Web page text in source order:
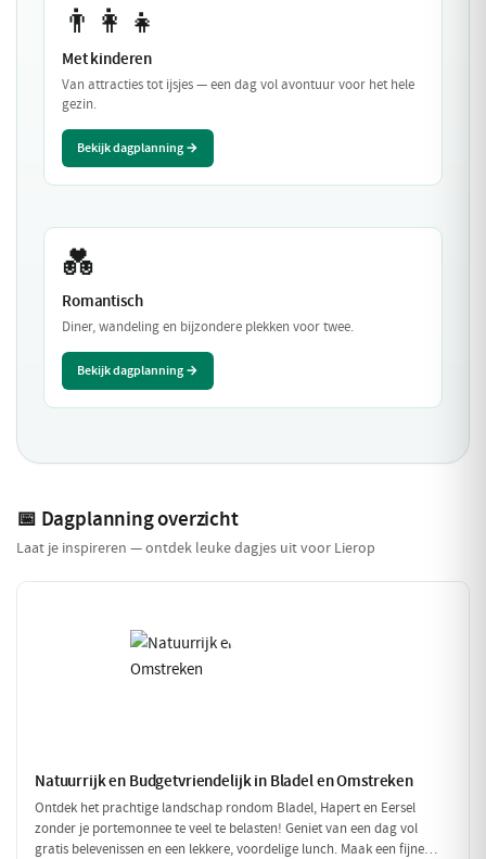
👨‍👩‍👧
Met kinderen
Van attracties tot ijsjes — een dag vol avontuur voor het hele
gezin.
Bekijk dagplanning →
💑
Romantisch
Diner, wandeling en bijzondere plekken voor twee.
Bekijk dagplanning →
📅 Dagplanning overzicht
Laat je inspireren — ontdek leuke dagjes uit voor Lierop
Natuurrijk en Budgetvriendelijk in Bladel en Omstreken
Ontdek het prachtige landschap rondom Bladel, Hapert en Eersel
zonder je portemonnee te veel te belasten! Geniet van een dag vol
gratis belevenissen en een lekkere, voordelige lunch. Maak een fijne